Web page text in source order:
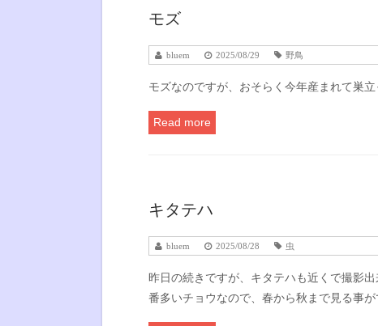
モズ
bluem 2025/08/29 野鳥
モズなのですが、おそらく今年産まれて巣
Read more
キタテハ
bluem 2025/08/28 虫
昨日の続きですが、キタテハも近くで撮影
番多いチョウなので、春から秋まで見る事